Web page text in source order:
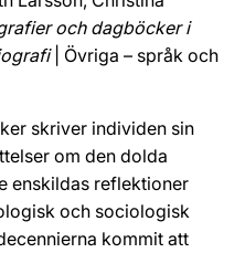
och dagböcker i
| Övriga – språk och
skriver individen sin
om den dolda
enskildas reflektioner
och sociologisk
kommit att